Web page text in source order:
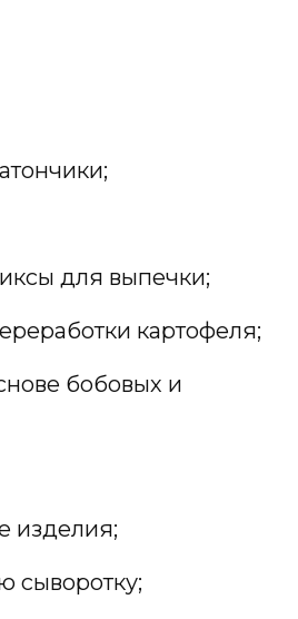
для выпечки;
картофеля;
бобовых и
изделия;
сыворотку;